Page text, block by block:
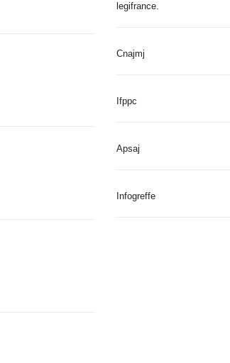
legifrance.
Cnajmj
Ifppc
Apsaj
Infogreffe